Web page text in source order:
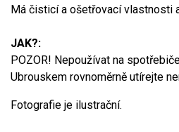
Má čisticí a ošetřovací vlastnosti
JAK?:
POZOR! Nepoužívat na
Ubrouskem rovnoměrně utírejte
Fotografie je ilustrační.